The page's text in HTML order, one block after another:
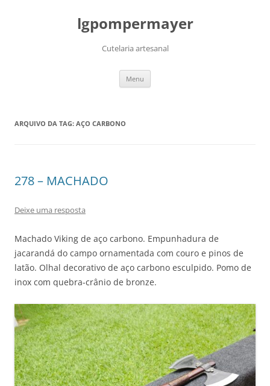
lgpompermayer
Cutelaria artesanal
Menu
ARQUIVO DA TAG: AÇO CARBONO
278 – MACHADO
Deixe uma resposta
Machado Viking de aço carbono. Empunhadura de
jacarandá do campo ornamentada com couro e pinos de
latão. Olhal decorativo de aço carbono esculpido. Pomo de
inox com quebra-crânio de bronze.